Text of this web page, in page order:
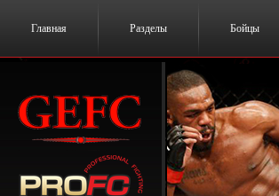
Главная Разделы Бойцы